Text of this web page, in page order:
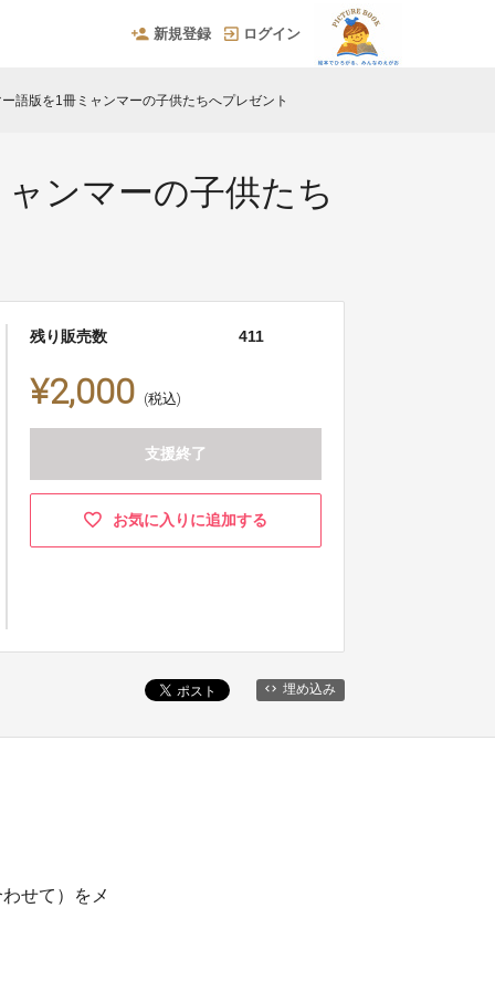
新規登録 ログイン
語版を1冊ミャンマーの子供たちへプレゼント
ンマーの子供たち
残り販売数 411
¥2,000 (税込)
支援終了
お気に入りに追加する
埋め込み
せて）をメ